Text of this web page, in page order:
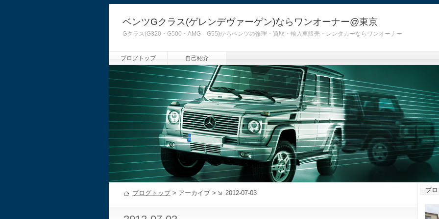
ベンツGクラス(ゲレンデヴァーゲン)ならワンオーナー@東京
Gクラス(G320・G500・AMG G55)からベンツの修理・買取・輸入車販売・レンタカーならワンオーナー
ブログトップ 自己紹介
ブログトップ> アーカイブ > 2012-07-03 プ